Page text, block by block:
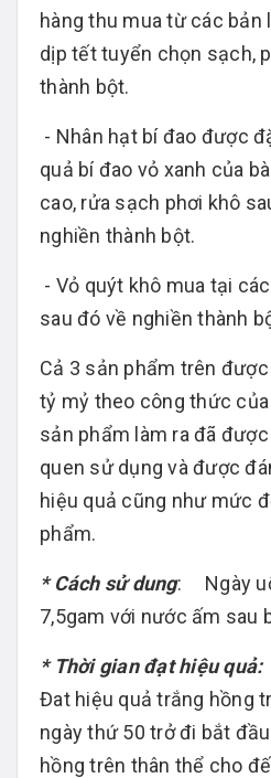
hàng thu mua từ các bản
dịp tết tuyển chọn sạch,
thành bột.
- Nhân hạt bí đao được
quả bí đao vỏ xanh của
cao, rửa sạch phơi khô
nghiền thành bột.
- Vỏ quýt khô mua tại
sau đó về nghiền thành
Cả 3 sản phẩm trên
tỷ mỷ theo công thức của
sản phẩm làm ra đã
quen sử dụng và được
hiệu quả cũng như mức
phẩm.
* Cách sử dung: Ngày
7,5gam với nước ấm sau
* Thời gian đạt hiệu quả:
Đat hiệu quả trắng hồng
ngày thứ 50 trở đi bắt
hồng trên thân thể cho